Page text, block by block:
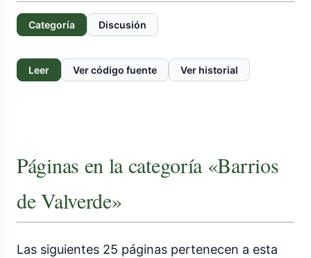
Categoría Discusión
Leer Ver código fuente Ver historial
Páginas en la categoría «Barrios
de Valverde»
Las siguientes 25 páginas pertenecen a esta